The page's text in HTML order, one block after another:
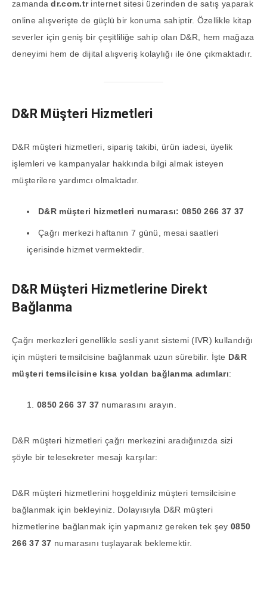
zamandadr.com.trinternet sitesi üzerinden de satış yaparak
online alışverişte de güçlü bir konuma sahiptir. Özellikle kitap
severler için geniş bir çeşitliliğe sahip olan D&R, hem mağaza
deneyimi hem de dijital alışveriş kolaylığı ile öne çıkmaktadır.
D&R Müşteri Hizmetleri
D&R müşteri hizmetleri, sipariş takibi, ürün iadesi, üyelik
işlemleri ve kampanyalar hakkında bilgi almak isteyen
müşterilere yardımcı olmaktadır.
D&R müşteri hizmetleri numarası: 0850 266 37 37
Çağrı merkezi haftanın 7 günü, mesai saatleri
içerisinde hizmet vermektedir.
D&R Müşteri Hizmetlerine Direkt
Bağlanma
Çağrı merkezleri genellikle sesli yanıt sistemi (IVR) kullandığı
için müşteri temsilcisine bağlanmak uzun sürebilir. İşte D&R
müşteri temsilcisine kısa yoldan bağlanma adımları:
0850 266 37 37 numarasını arayın.
D&R müşteri hizmetleri çağrı merkezini aradığınızda sizi
şöyle bir telesekreter mesajı karşılar:
D&R müşteri hizmetlerini hoşgeldiniz müşteri temsilcisine
bağlanmak için bekleyiniz. Dolayısıyla D&R müşteri
hizmetlerine bağlanmak için yapmanız gereken tek şey 0850
266 37 37 numarasını tuşlayarak beklemektir.